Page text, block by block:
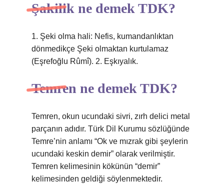
Şakilik ne demek TDK?
1. Şeki olma hali: Nefis, kumandanlıktan
dönmedikçe Şeki olmaktan kurtulamaz
(Eşrefoğlu Rûmî). 2. Eşkıyalık.
Temren ne demek TDK?
Temren, okun ucundaki sivri, zırh delici metal
parçanın adıdır. Türk Dil Kurumu sözlüğünde
Temre’nin anlamı “Ok ve mızrak gibi şeylerin
ucundaki keskin demir” olarak verilmiştir.
Temren kelimesinin kökünün “demir”
kelimesinden geldiği söylenmektedir.